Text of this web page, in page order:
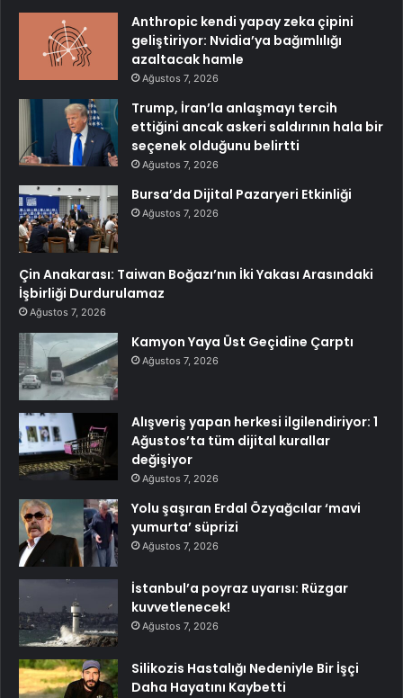
Anthropic kendi yapay zeka çipini
geliştiriyor: Nvidia’ya bağımlılığı
azaltacak hamle
Ağustos 7, 2026
Trump, İran’la anlaşmayı tercih
ettiğini ancak askeri saldırının hala bir
seçenek olduğunu belirtti
Ağustos 7, 2026
Bursa’da Dijital Pazaryeri Etkinliği
Ağustos 7, 2026
Çin Anakarası: Taiwan Boğazı’nın İki Yakası Arasındaki
İşbirliği Durdurulamaz
Ağustos 7, 2026
Kamyon Yaya Üst Geçidine Çarptı
Ağustos 7, 2026
Alışveriş yapan herkesi ilgilendiriyor: 1
Ağustos’ta tüm dijital kurallar
değişiyor
Ağustos 7, 2026
Yolu şaşıran Erdal Özyağcılar ‘mavi
yumurta’ süprizi
Ağustos 7, 2026
İstanbul’a poyraz uyarısı: Rüzgar
kuvvetlenecek!
Ağustos 7, 2026
Silikozis Hastalığı Nedeniyle Bir İşçi
Daha Hayatını Kaybetti